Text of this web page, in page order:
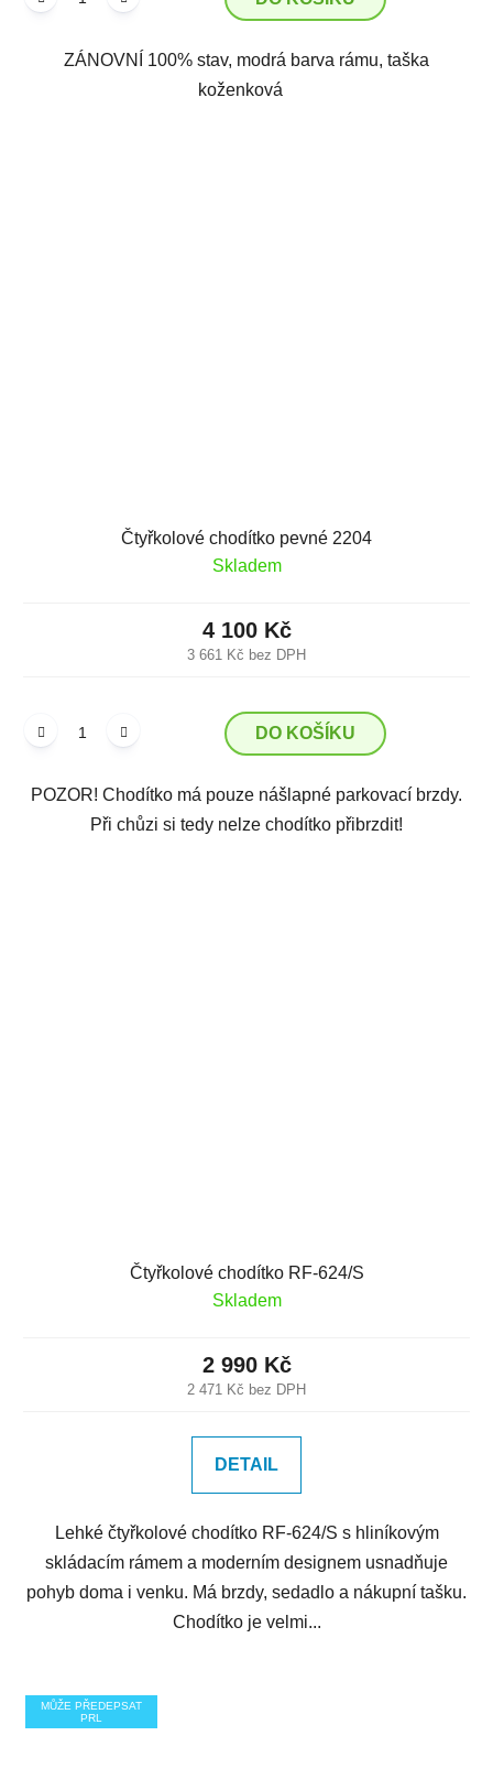
ZÁNOVNÍ 100% stav, modrá barva rámu, taška
koženková
Čtyřkolové chodítko pevné 2204
Skladem
3 661 Kč bez DPH
4 100 Kč
DO KOŠÍKU
POZOR! Chodítko má pouze nášlapné parkovací brzdy.
Při chůzi si tedy nelze chodítko přibrzdit!
Čtyřkolové chodítko RF-624/S
Skladem
2 471 Kč bez DPH
2 990 Kč
DETAIL
Lehké čtyřkolové chodítko RF-624/S s hliníkovým
skládacím rámem a moderním designem usnadňuje
pohyb doma i venku. Má brzdy, sedadlo a nákupní tašku.
Chodítko je velmi...
MŮŽE PŘEDEPSAT
PRL